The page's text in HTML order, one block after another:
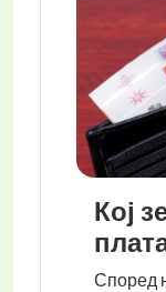
Кој
Според